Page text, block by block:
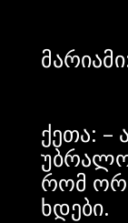
ქეთა: –
რომ ორ
ხდები.